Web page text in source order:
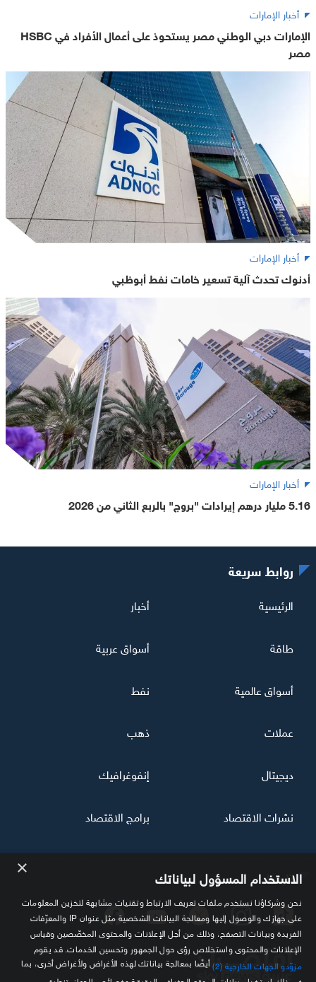
أخبار الإمارات
الإمارات دبي الوطني مصر يستحوذ على أعمال الأفراد في HSBC
مصر
أخبار الإمارات
أدنوك تحدث آلية تسعير خامات نفط أبوظبي
أخبار الإمارات
5.16 مليار درهم إيرادات "بروج" بالربع الثاني من 2026
تابعنا
روابط سريعة
الرئيسية أخبار
طاقة أسواق عربية
أسواق عالمية نفط
عملات ذهب
ديجيتال إنفوغرافيك
نشرات الاقتصاد برامج الاقتصاد
× الاستخدام المسؤول لبياناتك
نحن وشركاؤنا نستخدم ملفات تعريف الارتباط وتقنيات مشابهة لتخزين المعلومات
على جهازك والوصول إليها ومعالجة البيانات الشخصية مثل عنوان IP والمعرّفات
الفريدة وبيانات التصفح، وذلك من أجل الإعلانات والمحتوى المخصّصين وقياس
الإعلانات والمحتوى واستخلاص رؤى حول الجمهور وتحسين الخدمات. قد يقوم
مزوّدو الجهات الخارجية (2)
أيضًا بمعالجة بياناتك لهذه الأغراض ولأغراض أخرى، بما